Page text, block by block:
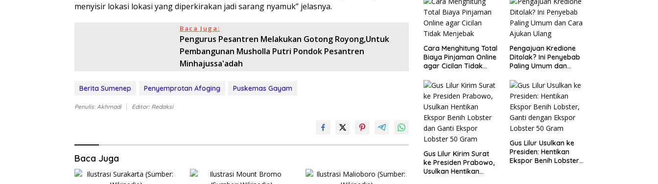
menyisir lokasi lokasi yang diperkirakan jadi sarang nyamuk” jelasnya.
Baca Juga:
Pengurus Pesantren Melakukan Gotong Royong,Untuk
Pembangunan Musholla Putri Pondok Pesantren
Minhajussa'adah
Berita Sumenep Penyemprotan Afoging Puskemas Gayam
Penulis: Akhmadi Editor: Redaksi
Baca Juga
Cara Menghitung Total
Biaya Pinjaman Online
agar Cicilan Tidak
Pengajuan Kredione
Ditolak? Ini Penyebab
Paling Umum dan
Gus Lilur Kirim Surat
ke Presiden Prabowo,
Usulkan Hentikan
Gus Lilur Usulkan ke
Presiden: Hentikan
Ekspor Benih Lobster,